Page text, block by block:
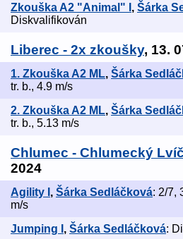
Zkouška A2 "Animal" I , Šárka
Diskvalifikován
Liberec - 2x zkoušky, 13.
1. Zkouška A2 ML, Šárka
tr. b., 4.9 m/s
2. Zkouška A2 ML, Šárka
tr. b., 5.13 m/s
Chlumec - Chlumecký
2024
Agility I , Šárka Sedláčková: 2/7,
m/s
Jumping I , Šárka Sedláčková: